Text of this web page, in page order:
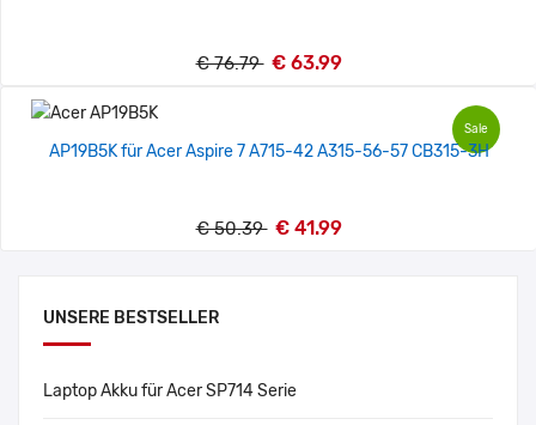
UNSERE BESTSELLER
Laptop Akku für Acer SP714 Serie
€ 76.79 € 63.99
Sale
AP19B5K für Acer Aspire 7 A715-42 A315-56-57 CB315-3H
€ 50.39 € 41.99